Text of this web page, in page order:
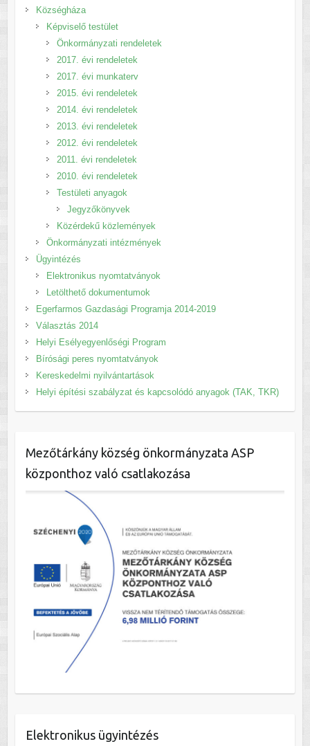
Községháza
Képviselő testület
Önkormányzati rendeletek
2017. évi rendeletek
2017. évi munkaterv
2015. évi rendeletek
2014. évi rendeletek
2013. évi rendeletek
2012. évi rendeletek
2011. évi rendeletek
2010. évi rendeletek
Testületi anyagok
Jegyzőkönyvek
Közérdekű közlemények
Önkormányzati intézmények
Ügyintézés
Elektronikus nyomtatványok
Letölthető dokumentumok
Egerfarmos Gazdasági Programja 2014-2019
Választás 2014
Helyi Esélyegyenlőségi Program
Bírósági peres nyomtatványok
Kereskedelmi nyilvántartások
Helyi építési szabályzat és kapcsolódó anyagok (TAK, TKR)
Mezőtárkány község önkormányzata ASP
központhoz való csatlakozása
Elektronikus ügyintézés